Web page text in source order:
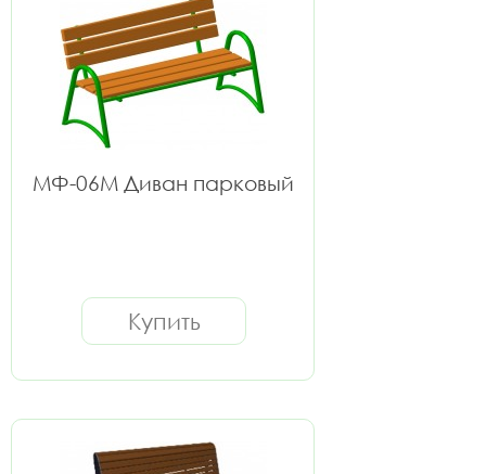
МФ-06М Диван парковый
Купить